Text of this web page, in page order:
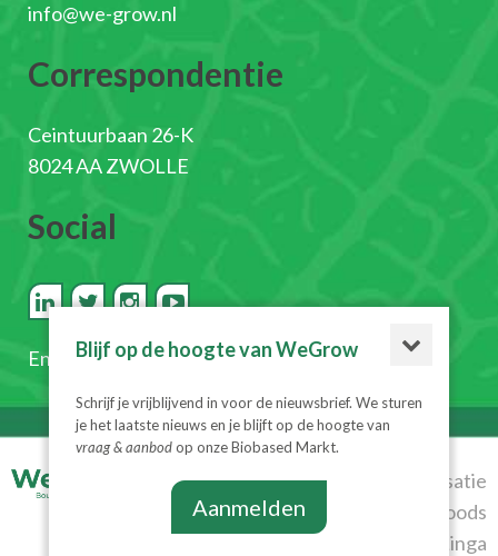
info@we-grow.nl
Correspondentie
Ceintuurbaan 26-K
8024 AA ZWOLLE
Social
En schrijf je in voor de nieuwsbrief
© 2026
WeGrow|Algemene
Realisatie
Diesignloods
& Linga
Blijf op de hoogte van WeGrow
Schrijf je vrijblijvend in voor de nieuwsbrief. We sturen
je het laatste nieuws en je blijft op de hoogte van
vraag & aanbodop onze Biobased Markt.
Aanmelden